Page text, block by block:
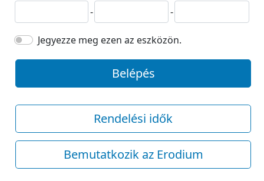
-
-
Jegyezze meg ezen az eszközön.
Belépés
Rendelési idők
Bemutatkozik az Erodium